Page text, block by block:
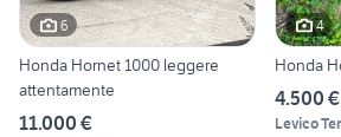
6
Honda Hornet 1000 leggere
attentamente
11.000 €
4
Honda
4.500 €
Levico